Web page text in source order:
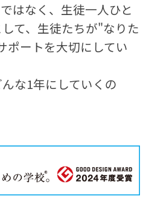
はなく、生徒一人ひと
て、生徒たちが"なりた
ポートを大切にしてい
な1年にしていくの